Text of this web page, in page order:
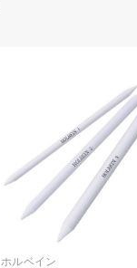
ホルベイン